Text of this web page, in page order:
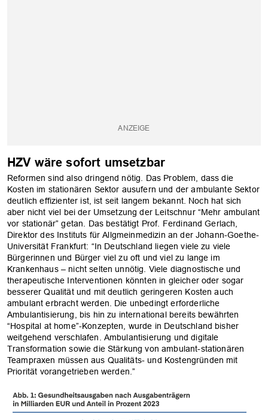
OK
HZV wäre sofort umsetzbar
Reformen sind also dringend nötig. Das Problem, dass die
Kosten im stationären Sektor ausufern und der ambulante Sektor
deutlich effizienter ist, ist seit langem bekannt. Noch hat sich
aber nicht viel bei der Umsetzung der Leitschnur “Mehr ambulant
vor stationär” getan. Das bestätigt Prof. Ferdinand Gerlach,
Direktor des Instituts für Allgmeinmedizin an der Johann-Goethe-
Universität Frankfurt: “In Deutschland liegen viele zu viele
Bürgerinnen und Bürger viel zu oft und viel zu lange im
Krankenhaus – nicht selten unnötig. Viele diagnostische und
therapeutische Interventionen könnten in gleicher oder sogar
besserer Qualität und mit deutlich geringeren Kosten auch
ambulant erbracht werden. Die unbedingt erforderliche
Ambulantisierung, bis hin zu international bereits bewährten
“Hospital at home”-Konzepten, wurde in Deutschland bisher
weitgehend verschlafen. Ambulantisierung und digitale
Transformation sowie die Stärkung von ambulant-stationären
Teampraxen müssen aus Qualitäts- und Kostengründen mit
Priorität vorangetrieben werden.”